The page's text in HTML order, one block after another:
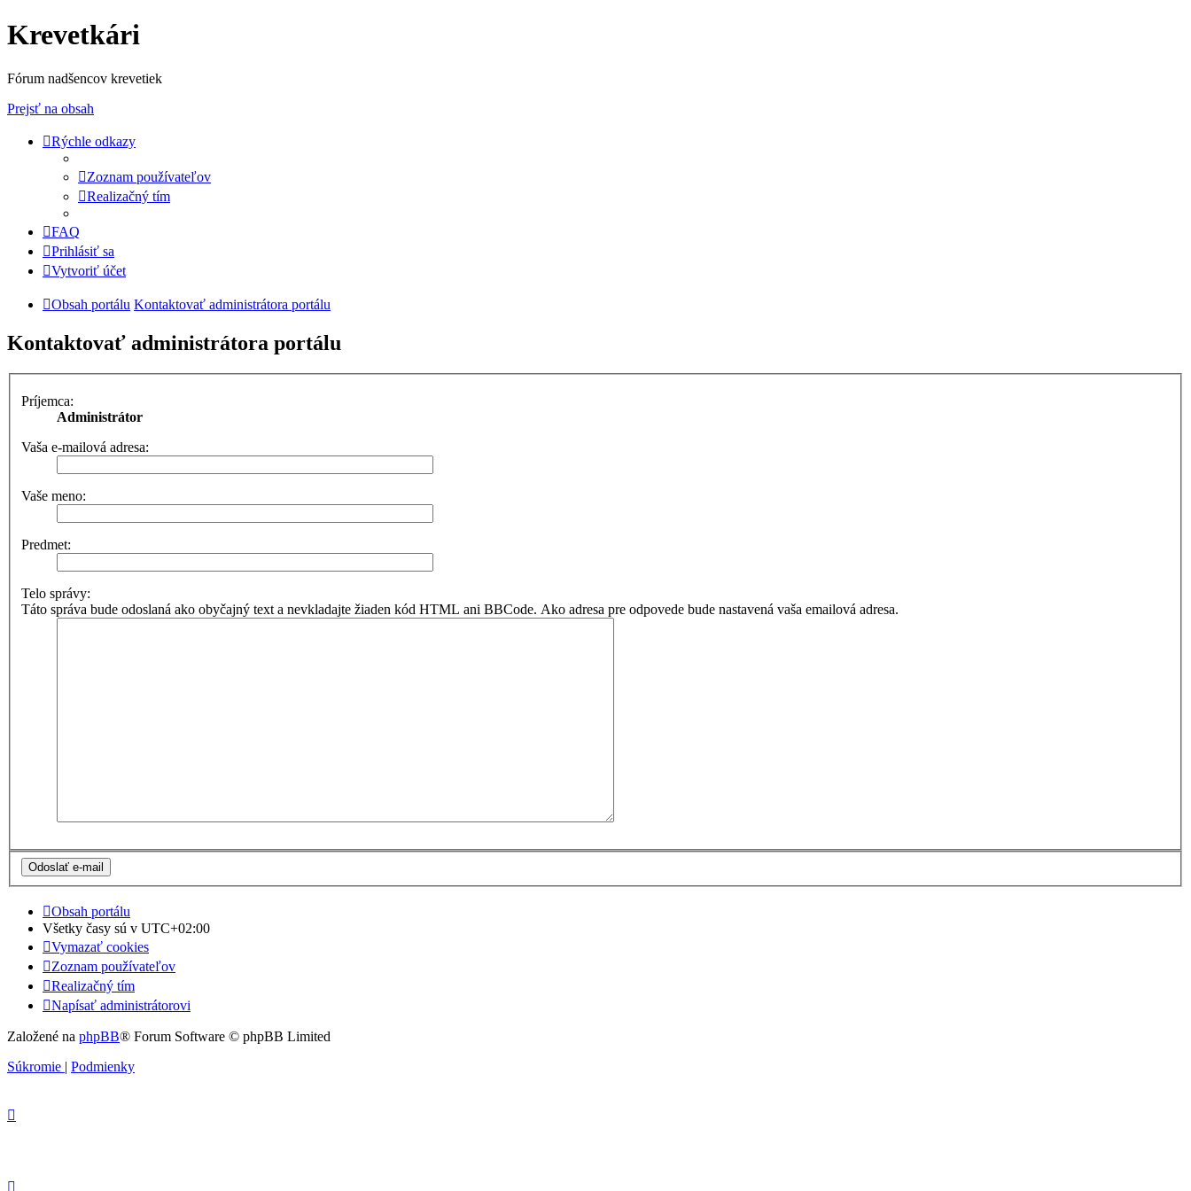
Krevetkári
Fórum nadšencov krevetiek
Prejsť na obsah
Rýchle odkazy
Zoznam používateľov
Realizačný tím
FAQ
Prihlásiť sa
Vytvoriť účet
Obsah portálu Kontaktovať administrátora portálu
Kontaktovať administrátora portálu
Príjemca:
Administrátor
Vaša e-mailová adresa:
Vaše meno:
Predmet:
Telo správy:
Táto správa bude odoslaná ako obyčajný text a nevkladajte žiaden kód HTML ani BBCode. Ako adresa pre odpovede bude nastavená vaša emailová adresa.
Obsah portálu
Všetky časy sú v UTC+02:00
Vymazať cookies
Zoznam používateľov
Realizačný tím
Napísať administrátorovi
Založené na phpBB® Forum Software © phpBB Limited
Súkromie | Podmienky